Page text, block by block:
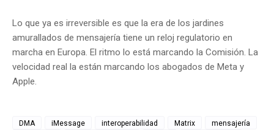
Lo que ya es irreversible es que la era de los jardines
amurallados de mensajería tiene un reloj regulatorio en
marcha en Europa. El ritmo lo está marcando la Comisión. La
velocidad real la están marcando los abogados de Meta y
Apple.
DMA iMessage interoperabilidad Matrix
mensajería